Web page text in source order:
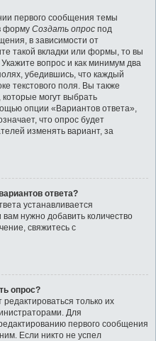
первого сообщения темы
форму Создать опрос под
в зависимости от
такой вкладки или формы, то вы
вопрос и как минимум два
убедившись, что каждый
текстового поля. Вы также
могут выбрать
опции «Вариантов ответа»,
что опрос будет
изменять вариант, за
ответа?
устанавливается
нужно добавить количество
свяжитесь с
опрос?
только их
Для
первого сообщения
Если никто не успел